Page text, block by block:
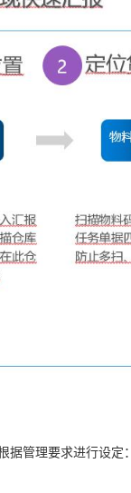
管理要求进行设定：